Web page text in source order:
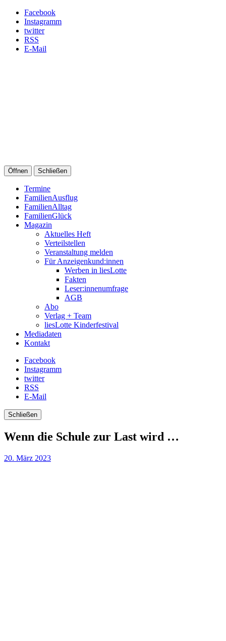
Facebook
Instagramm
twitter
RSS
E-Mail
Öffnen Schließen
Termine
FamilienAusflug
FamilienAlltag
FamilienGlück
Magazin
Aktuelles Heft
Verteilstellen
Veranstaltung melden
Für Anzeigenkund:innen
Werben in liesLotte
Fakten
Leser:innenumfrage
AGB
Abo
Verlag + Team
liesLotte Kinderfestival
Mediadaten
Kontakt
Facebook
Instagramm
twitter
RSS
E-Mail
Schließen
Wenn die Schule zur Last wird …
20. März 2023